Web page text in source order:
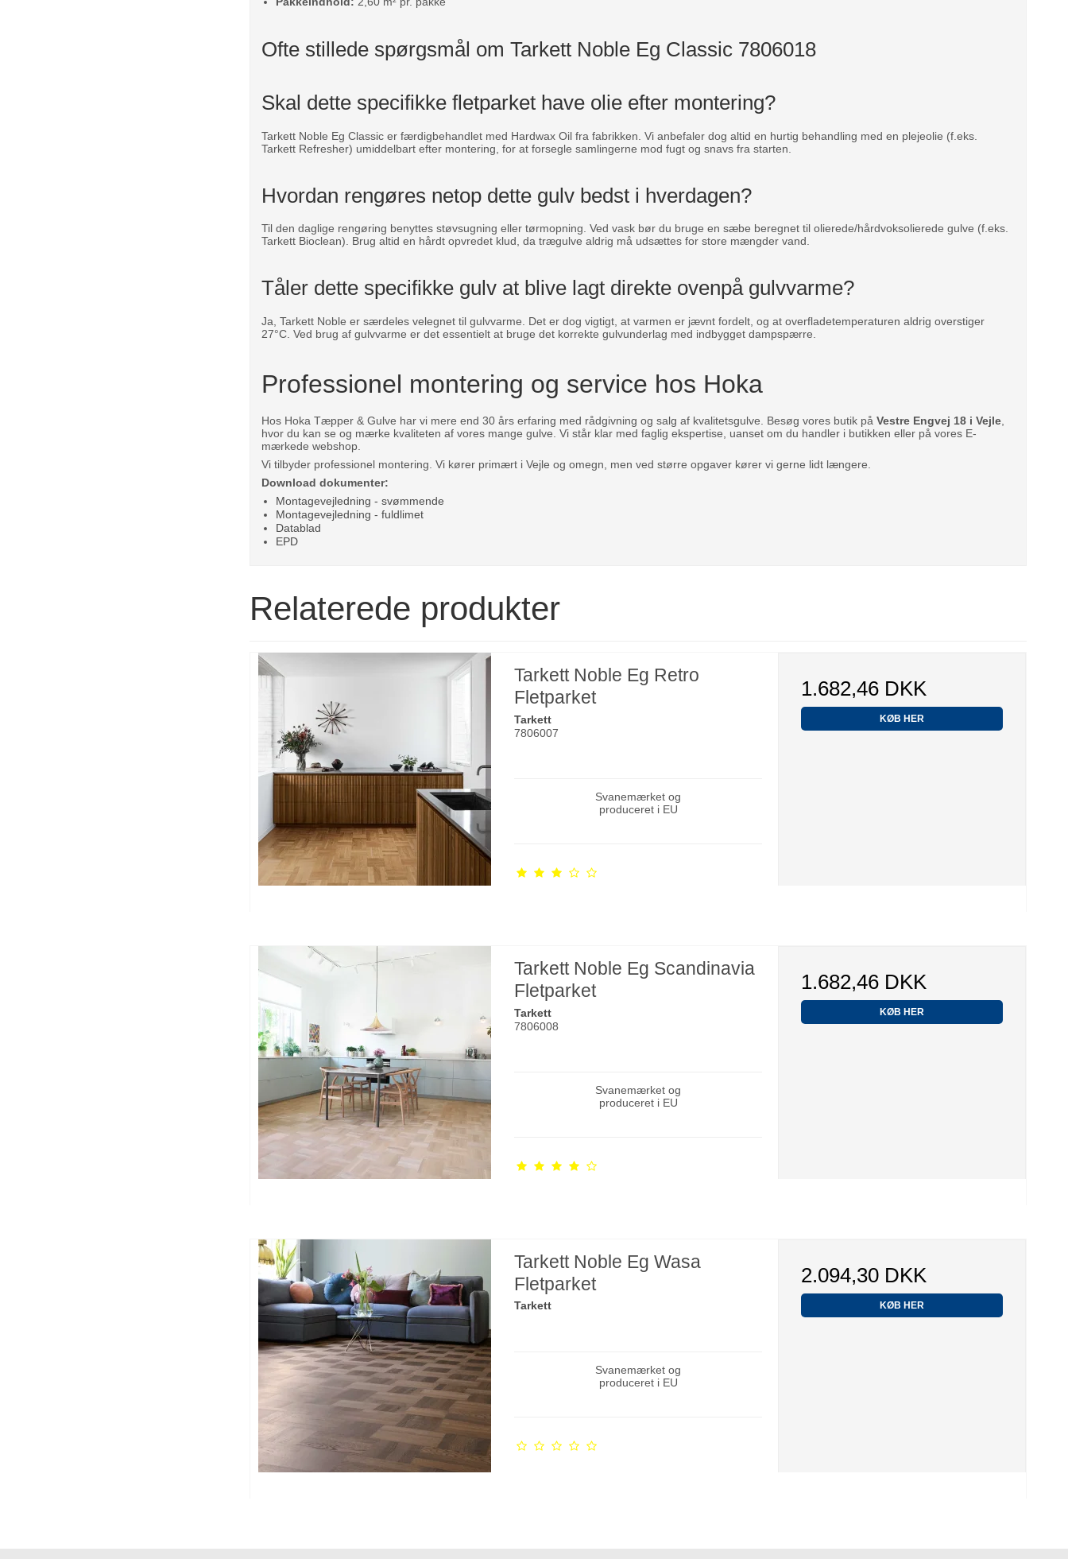
Ofte stillede spørgsmål om Tarkett Noble Eg Classic 7806018
Skal dette specifikke fletparket have olie efter montering?
Tarkett Noble Eg Classic er færdigbehandlet med Hardwax Oil fra fabrikken. Vi anbefaler dog altid en hurtig behandling med en plejeolie (f.eks.
Tarkett Refresher) umiddelbart efter montering, for at forsegle samlingerne mod fugt og snavs fra starten.
Hvordan rengøres netop dette gulv bedst i hverdagen?
Til den daglige rengøring benyttes støvsugning eller tørmopning. Ved vask bør du bruge en sæbe beregnet til olierede/hårdvoksolierede gulve (f.eks.
Tarkett Bioclean). Brug altid en hårdt opvredet klud, da trægulve aldrig må udsættes for store mængder vand.
Tåler dette specifikke gulv at blive lagt direkte ovenpå gulvvarme?
Ja, Tarkett Noble er særdeles velegnet til gulvvarme. Det er dog vigtigt, at varmen er jævnt fordelt, og at overfladetemperaturen aldrig overstiger
27°C. Ved brug af gulvvarme er det essentielt at bruge det korrekte gulvunderlag med indbygget dampspærre.
Professionel montering og service hos Hoka
Hos Hoka Tæpper & Gulve har vi mere end 30 års erfaring med rådgivning og salg af kvalitetsgulve. Besøg vores butik påVestre Engvej 18 i Vejle
hvor du kan se og mærke kvaliteten af vores mange gulve. Vi står klar med faglig ekspertise, uanset om du handler i butikken eller på vores E-
mærkede webshop.
Vi tilbyder professionel montering. Vi kører primært i Vejle og omegn, men ved større opgaver kører vi gerne lidt længere.
Download dokumenter:
Montagevejledning - svømmende
Montagevejledning - fuldlimet
Datablad
EPD
Relaterede produkter
Tarkett Noble Eg Retro
Fletparket
Tarkett
7806007
Svanemærket og
produceret i EU
1.682,46 DKK
KØB HER
Tarkett Noble Eg Scandinavia
Fletparket
Tarkett
7806008
Svanemærket og
produceret i EU
1.682,46 DKK
KØB HER
Tarkett Noble Eg Wasa
Fletparket
Tarkett
Svanemærket og
produceret i EU
2.094,30 DKK
KØB HER